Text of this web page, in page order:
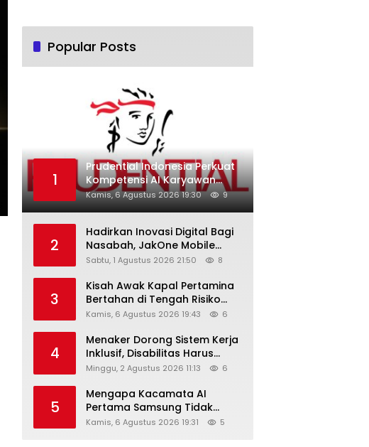
Popular Posts
1
Prudential Indonesia Perkuat
Kompetensi AI Karyawan
Lewat AI Week
Kamis, 6 Agustus 2026 19:30 9
2
Hadirkan Inovasi Digital Bagi
Nasabah, JakOne Mobile
Antar Bank Jakarta Sukses
Awards 2026
Sabtu, 1 Agustus 2026 21:50 8
3
Kisah Awak Kapal Pertamina
Bertahan di Tengah Risiko
Pelayaran Selat Hormuz
Kamis, 6 Agustus 2026 19:43 6
4
Menaker Dorong Sistem Kerja
Inklusif, Disabilitas Harus
Dapat Kesempatan Setara
Minggu, 2 Agustus 2026 11:13 6
5
Mengapa Kacamata AI
Pertama Samsung Tidak
Dibekali Layar?
Kamis, 6 Agustus 2026 19:31 5